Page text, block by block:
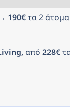
190€ τα 2 άτομα
από 228€